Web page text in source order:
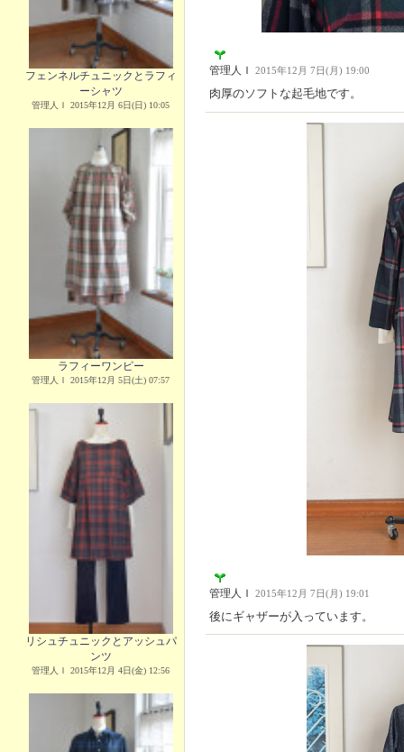
フェンネルチュニックとラフィ
ーシャツ
管理人Ｉ 2015年12月 6日(日) 10:05
ラフィーワンピー
管理人Ｉ 2015年12月 5日(土) 07:57
リシュチュニックとアッシュパ
ンツ
管理人Ｉ 2015年12月 4日(金) 12:56
管理人Ｉ 2015年12月 7日(月) 19:00
肉厚のソフトな起毛地です。
管理人Ｉ 2015年12月 7日(月) 19:01
後にギャザーが入っています。